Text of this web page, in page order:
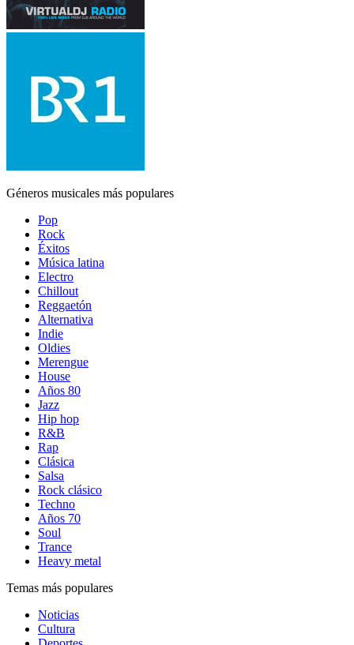
Géneros musicales más populares
Pop
Rock
Éxitos
Música latina
Electro
Chillout
Reggaetón
Alternativa
Indie
Oldies
Merengue
House
Años 80
Jazz
Hip hop
R&B
Rap
Clásica
Salsa
Rock clásico
Techno
Años 70
Soul
Trance
Heavy metal
Temas más populares
Noticias
Cultura